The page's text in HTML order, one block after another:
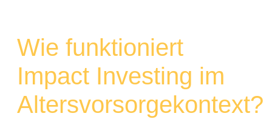
Wie funktioniert
Impact Investing im
Altersvorsorgekontext?